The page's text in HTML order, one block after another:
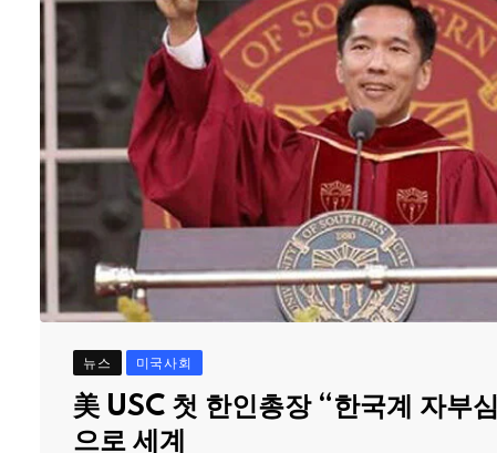
뉴스 미국사회
美 USC 첫 한인총장 “한국계 자부심
으로 세계